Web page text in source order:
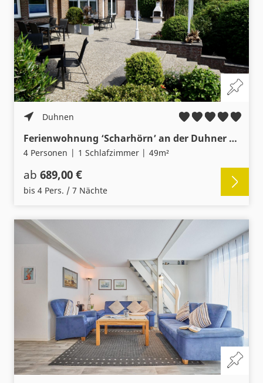
Duhnen
Ferienwohnung ‘Scharhörn’ an der Duhner Spitze, keine 200m vom Sandstrand
4 Personen 1 Schlafzimmer 49m²
ab 689,00 €
bis 4 Pers. / 7 Nächte